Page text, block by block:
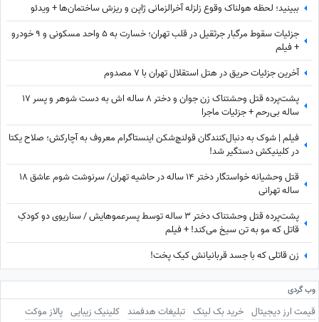
ببینید؛ لحظه هولناک وقوع زلزله آخرالزمانی ژاپن و ریزش ساختمان‌ها + ویدئو
جزئیات سقوط مرگبار جرثقیل در قلب تهران؛ خسارت به 5 واحد مسکونی و 9 خودرو
+ فیلم
آخرین جزئیات حریق در هتل استقلال تهران با 7 مصدوم
پشت‌پرده قتل وحشتناک زن جوان و دختر 8 ساله اش به دست شوهر و پسر 17
ساله بی‌رحم + جزئیات ماجرا
فیلم | شوک به دنبال‌کنندگان قولنچ‌شکن اینستاگرام معروف به آچارکش؛ صلاح یکتا
در کلینیکش دستگیر شد!
قتل وحشیانه خواستگار دختر 14 ساله در حاشیه تهران/ سرنوشت شوم عاشق 18
ساله تهرانی
پشت‌پرده قتل وحشتناک دختر 3 ساله توسط پسرعموهایش / سناریوی دو کودکِ
قاتل که مو به تن سیخ می‌کند! + فیلم
زن قاتلی که با جسد قربانیانش کیک پخت!
وب گردی
قیمت ارز دیجیتال خرید بک لینک تبلیغات هدفمند کلینیک زیبایی پالاز موکت